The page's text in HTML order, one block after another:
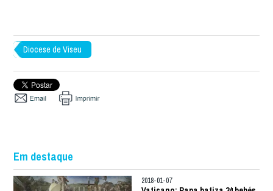
Diocese de Viseu
Em destaque
2018-01-07